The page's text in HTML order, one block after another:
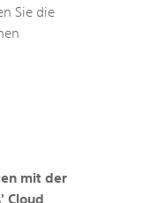
Sie die
mit der
Cloud